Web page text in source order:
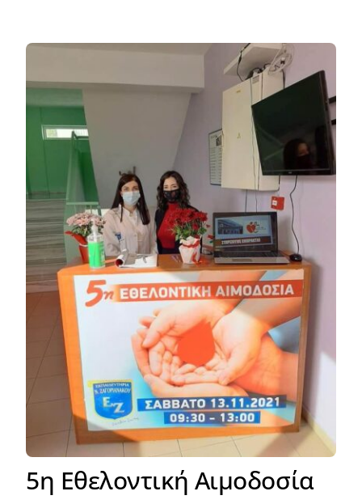
5η Εθελοντική Αιμοδοσία